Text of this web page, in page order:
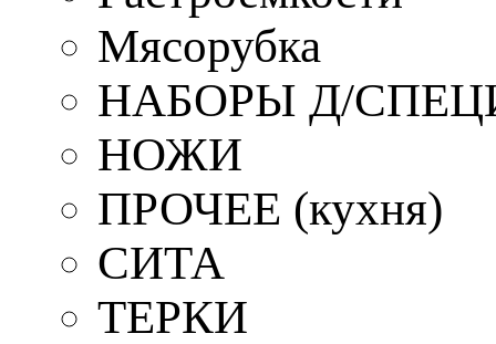
Мясорубка
НАБОРЫ Д/
НОЖИ
ПРОЧЕЕ (кухня)
СИТА
ТЕРКИ